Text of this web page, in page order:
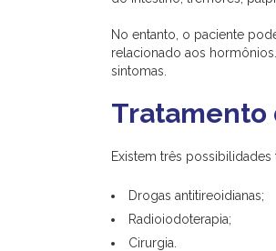
No entanto, o paciente
relacionado aos
sintomas.
Existem três
Drogas antitireoidianas;
Radioiodoterapia;
Cirurgia.